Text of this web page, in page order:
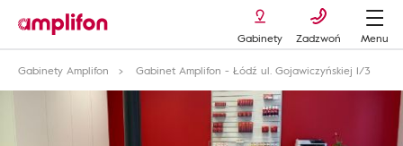
Gabinety Zadzwoń
Menu
Gabinety Amplifon
Gabinet Amplifon - Łódź ul. Gojawiczyńskiej 1/3